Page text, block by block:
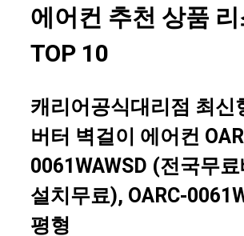
에어컨 추천 상품
TOP 10
캐리어공식대리점 최신
버터 벽걸이 에어컨
0061WAWSD (전국무
설치무료), OARC-
평형